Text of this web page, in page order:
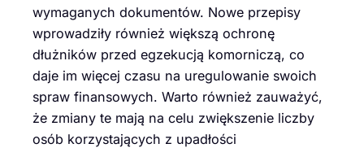
wymaganych dokumentów. Nowe przepisy
wprowadziły również większą ochronę
dłużników przed egzekucją komorniczą, co
daje im więcej czasu na uregulowanie swoich
spraw finansowych. Warto również zauważyć,
że zmiany te mają na celu zwiększenie liczby
osób korzystających z upadłości